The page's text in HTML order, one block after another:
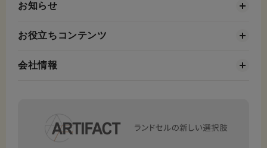
お知らせ
お役立ちコンテンツ
会社情報